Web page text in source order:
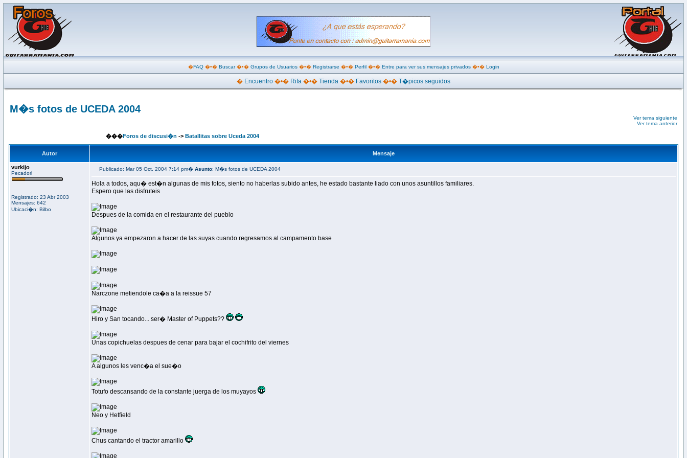
�FAQ�•� Buscar�•� Grupos de Usuarios�•� Registrarse �•� Perfil�•� Entre para ver sus mensajes privados�•� Login
� Encuentro �•� Rifa �•� Tienda �•� Favoritos �•� T�picos seguidos
M�s fotos de UCEDA 2004
Ver tema siguiente
Ver tema anterior
���Foros de discusi�n -> Batallitas sobre Uceda 2004
Autor Mensaje
vurkijo
Pecadorl
Registrado: 23 Abr 2003
Mensajes: 642
Ubicaci�n: Bilbo
Publicado: Mar 05 Oct, 2004 7:14 pm� Asunto: M�s fotos de UCEDA 2004
Hola a todos, aqu� est�n algunas de mis fotos, siento no haberlas subido antes, he estado bastante liado con unos asuntillos familiares.
Espero que las disfruteis
Despues de la comida en el restaurante del pueblo
Algunos ya empezaron a hacer de las suyas cuando regresamos al campamento base
Narczone metiendole ca�a a la reissue 57
Hiro y San tocando... ser� Master of Puppets??
Unas copichuelas despues de cenar para bajar el cochifrito del viernes
A algunos les venc�a el sue�o
Totufo descansando de la constante juerga de los muyayos
Neo y Hetfield
Chus cantando el tractor amarillo